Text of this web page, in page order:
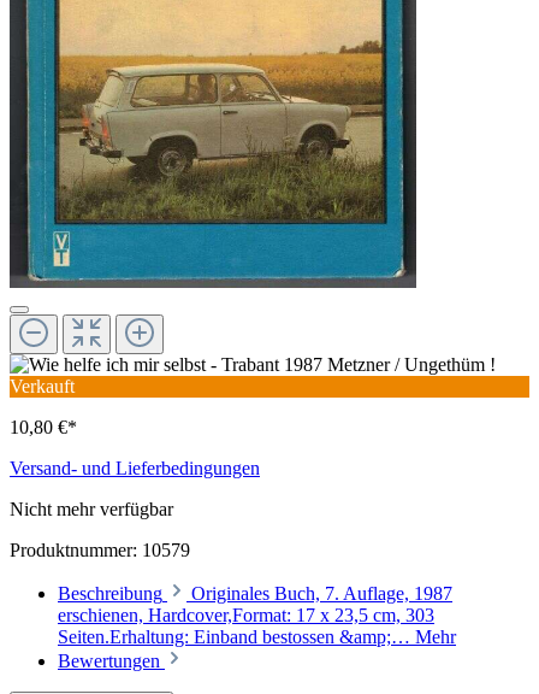
Verkauft
10,80 €*
Versand- und Lieferbedingungen
Nicht mehr verfügbar
Produktnummer: 10579
Beschreibung
Originales Buch, 7. Auflage, 1987
erschienen, Hardcover,Format: 17 x 23,5 cm, 303
Seiten.Erhaltung: Einband bestossen &amp;… Mehr
Bewertungen